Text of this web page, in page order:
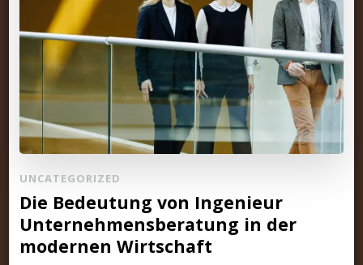
UNCATEGORIZED
Die Bedeutung von Ingenieur
Unternehmensberatung in der
modernen Wirtschaft